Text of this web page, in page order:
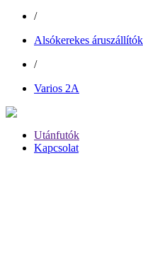
/
Alsókerekes áruszállítók
/
Varios 2A
Utánfutók
Kapcsolat